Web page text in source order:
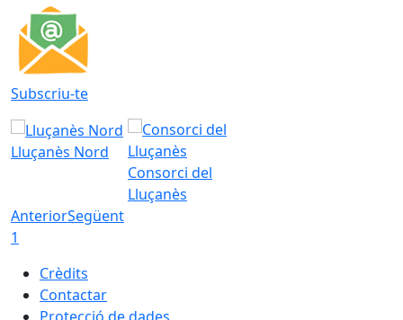
Subscriu-te
Lluçanès Nord
Consorci del
Lluçanès
AnteriorSegüent
1
Crèdits
Contactar